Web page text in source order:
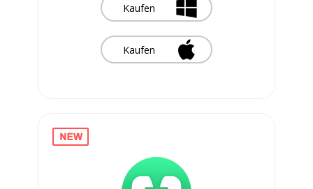
Kaufen
Kaufen